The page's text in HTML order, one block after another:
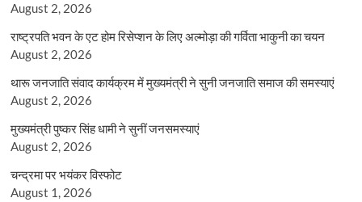
August 2, 2026
राष्ट्रपति भवन के एट होम रिसेप्शन के लिए अल्मोड़ा की गर्विता भाकुनी का चयन
August 2, 2026
थारू जनजाति संवाद कार्यक्रम में मुख्यमंत्री ने सुनी जनजाति समाज की समस्याएं
August 2, 2026
मुख्यमंत्री पुष्कर सिंह धामी ने सुनीं जनसमस्याएं
August 2, 2026
चन्द्रमा पर भयंकर विस्फोट
August 1, 2026